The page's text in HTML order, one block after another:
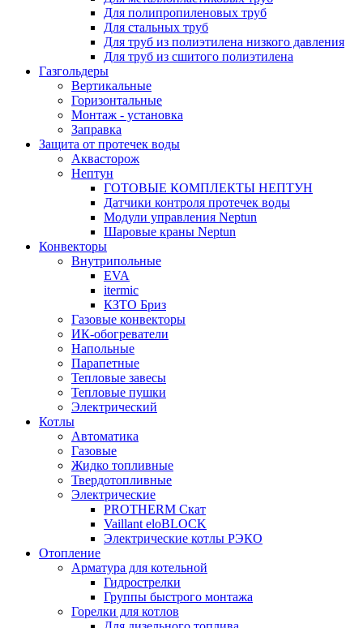
Для полипропиленовых труб
Для стальных труб
Для труб из полиэтилена низкого давления
Для труб из сшитого полиэтилена
Газгольдеры
Вертикальные
Горизонтальные
Монтаж - установка
Заправка
Защита от протечек воды
Аквасторож
Нептун
ГОТОВЫЕ КОМПЛЕКТЫ НЕПТУН
Датчики контроля протечек воды
Модули управления Neptun
Шаровые краны Neptun
Конвекторы
Внутрипольные
EVA
itermic
КЗТО Бриз
Газовые конвекторы
ИК-обогреватели
Напольные
Парапетные
Тепловые завесы
Тепловые пушки
Электрический
Котлы
Автоматика
Газовые
Жидко топливные
Твердотопливные
Электрические
PROTHERM Скат
Vaillant eloBLOCK
Электрические котлы РЭКО
Отопление
Арматура для котельной
Гидрострелки
Группы быстрого монтажа
Горелки для котлов